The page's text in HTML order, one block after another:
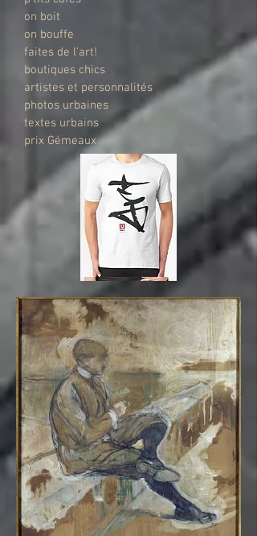
on boit
on bouffe
faites de l'art!
boutiques chics
artistes et personnalités
photos urbaines
textes urbains
prix Gémeaux